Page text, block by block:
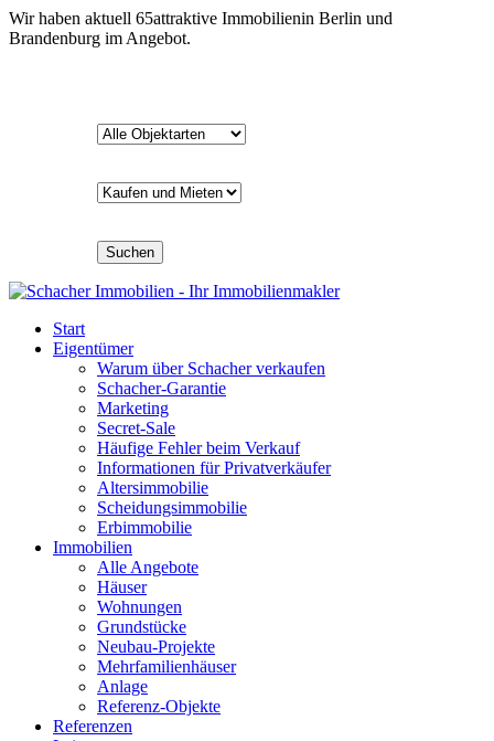
Wir haben aktuell 65attraktive Immobilienin Berlin und
Brandenburg im Angebot.
Suchen
Start
Eigentümer
Warum über Schacher verkaufen
Schacher-Garantie
Marketing
Secret-Sale
Häufige Fehler beim Verkauf
Informationen für Privatverkäufer
Altersimmobilie
Scheidungsimmobilie
Erbimmobilie
Immobilien
Alle Angebote
Häuser
Wohnungen
Grundstücke
Neubau-Projekte
Mehrfamilienhäuser
Anlage
Referenz-Objekte
Referenzen